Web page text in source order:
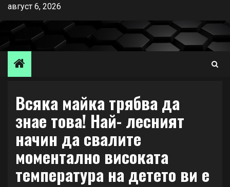
Skip
content
август 6, 2026
Всяка майка трябва да
знае това! Най- лесният
начин да свалите
моментално високата
температура на детето ви е